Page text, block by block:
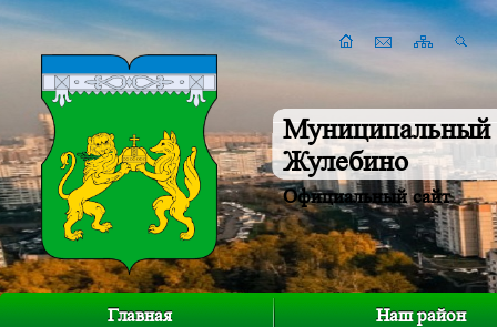
Муниципальный
Жулебино
Официальный сайт
Главная Наш район